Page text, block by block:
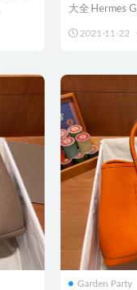
大全 Hermes
2021-11-22
Garden Party